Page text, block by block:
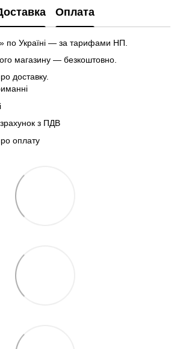
Оплата
Україні — за тарифами НП.
магазину — безкоштовно.
доставку.
з ПДВ
оплату